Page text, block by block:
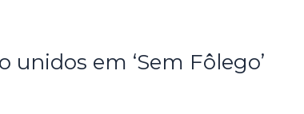
em ‘Sem Fôlego’